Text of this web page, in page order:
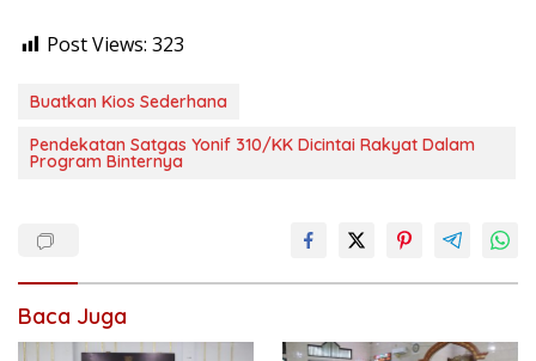
Post Views: 323
Buatkan Kios Sederhana
Pendekatan Satgas Yonif 310/KK Dicintai Rakyat Dalam
Program Binternya
Baca Juga